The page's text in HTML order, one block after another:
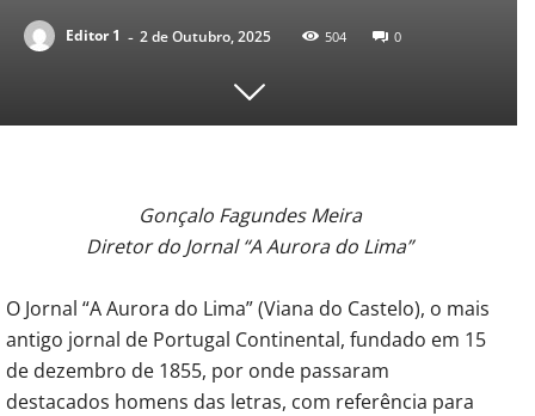
Editor 1 - 2 de Outubro, 2025 504 0
Gonçalo Fagundes Meira
Diretor do Jornal “A Aurora do Lima”
O Jornal “A Aurora do Lima” (Viana do Castelo), o mais
antigo jornal de Portugal Continental, fundado em 15
de dezembro de 1855, por onde passaram
destacados homens das letras, com referência para